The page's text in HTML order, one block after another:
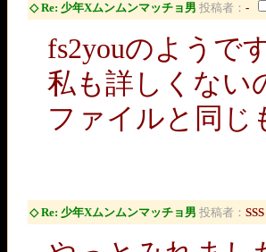
◇ Re: 少年Xムンムンマッチョ男 投稿者： -
fs2youのようで
私も詳しくない
ファイルと同じ
◇ Re: 少年Xムンムンマッチョ男 投稿者： SSS